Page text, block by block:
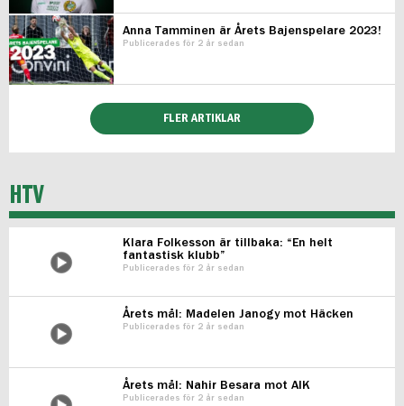
Anna Tamminen är Årets Bajenspelare 2023!
Publicerades för 2 år sedan
FLER ARTIKLAR
HTV
Klara Folkesson är tillbaka: “En helt
fantastisk klubb”
Publicerades för 2 år sedan
Årets mål: Madelen Janogy mot Häcken
Publicerades för 2 år sedan
Årets mål: Nahir Besara mot AIK
Publicerades för 2 år sedan